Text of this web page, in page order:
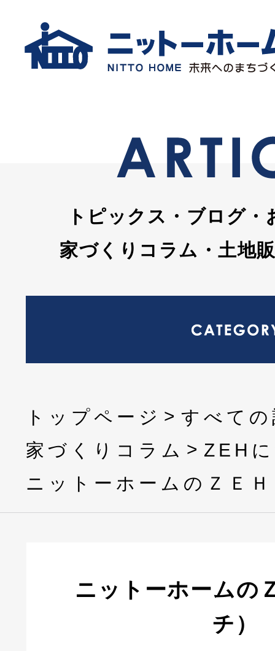
トピックス・ブログ・
家づくりコラム・土地
トップページ
すべて
家づくりコラム
ZEH
ニットーホームのＺＥ
ニットーホームの
チ）